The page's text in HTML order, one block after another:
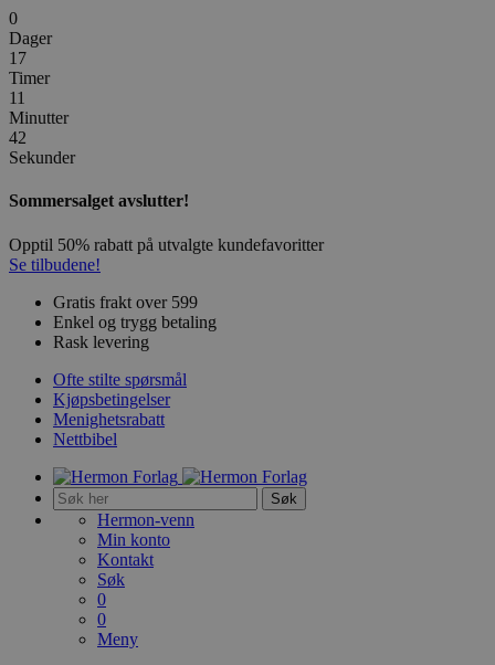
0
Dager
17
Timer
11
Minutter
42
Sekunder
Sommersalget avslutter!
Opptil 50% rabatt på utvalgte kundefavoritter
Se tilbudene!
Gratis frakt over 599
Enkel og trygg betaling
Rask levering
Ofte stilte spørsmål
Kjøpsbetingelser
Menighetsrabatt
Nettbibel
Søk
Hermon-venn
Min konto
Kontakt
Søk
0
0
Meny